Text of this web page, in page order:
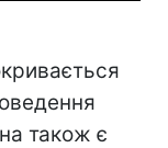
також є